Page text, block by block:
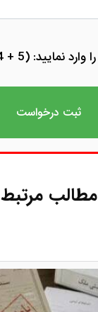
نمایید: (5 + 4)
مطالب مرتبط